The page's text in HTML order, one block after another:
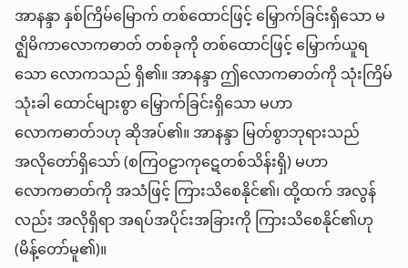
အာနန္ဒာ နှစ်ကြိမ်မြောက် တစ်ထောင်ဖြင့် မြှောက်ခြင်းရှိသော မ
ဇ္ဈိမိကာလောကဓာတ် တစ်ခုကို တစ်ထောင်ဖြင့် မြှောက်ယူရ
သော လောကသည် ရှိ၏။ အာနန္ဒာ ဤလောကဓာတ်ကို သုံးကြိမ်
သုံးခါ ထောင်များစွာ မြှောက်ခြင်းရှိသော မဟာ
လောကဓာတ်၁ဟု ဆိုအပ်၏။ အာနန္ဒာ မြတ်စွာဘုရားသည်
အလိုတော်ရှိသော် (စကြဝဠာကုဋေတစ်သိန်းရှိ) မဟာ
လောကဓာတ်ကို အသံဖြင့် ကြားသိစေနိုင်၏၊ ထို့ထက် အလွန်
လည်း အလိုရှိရာ အရပ်အပိုင်းအခြားကို ကြားသိစေနိုင်၏ဟု
(မိန့်တော်မူ၏)။